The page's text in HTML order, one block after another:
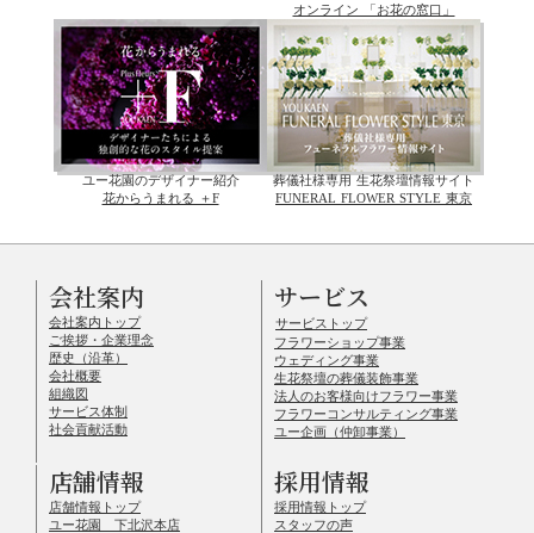
オンライン 「お花の窓口」
ユー花園のデザイナー紹介
花からうまれる ＋F
葬儀社様専用 生花祭壇情報サイト
FUNERAL FLOWER STYLE 東京
会社案内
会社案内トップ
ご挨拶・企業理念
歴史（沿革）
会社概要
組織図
サービス体制
社会貢献活動
サービス
サービストップ
フラワーショップ事業
ウェディング事業
生花祭壇の葬儀装飾事業
法人のお客様向けフラワー事業
フラワーコンサルティング事業
ユー企画（仲卸事業）
店舗情報
店舗情報トップ
ユー花園 下北沢本店
採用情報
採用情報トップ
スタッフの声